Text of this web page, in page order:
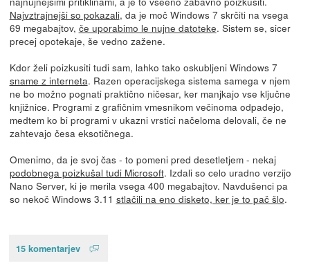
Najvztrajnejši so pokazali, da je moč Windows 7 skrčiti na vsega
69 megabajtov, če uporabimo le nujne datoteke. Sistem se, sicer
precej opotekaje, še vedno zažene.
Kdor želi poizkusiti tudi sam, lahko tako oskubljeni Windows 7
sname z interneta. Razen operacijskega sistema samega v njem
ne bo možno pognati praktično ničesar, ker manjkajo vse ključne
knjižnice. Programi z grafičnim vmesnikom večinoma odpadejo,
medtem ko bi programi v ukazni vrstici načeloma delovali, če ne
zahtevajo česa eksotičnega.
Omenimo, da je svoj čas - to pomeni pred desetletjem - nekaj
podobnega poizkušal tudi Microsoft. Izdali so celo uradno verzijo
Nano Server, ki je merila vsega 400 megabajtov. Navdušenci pa
so nekoč Windows 3.11 stlačili na eno disketo, ker je to pač šlo.
15 komentarjev